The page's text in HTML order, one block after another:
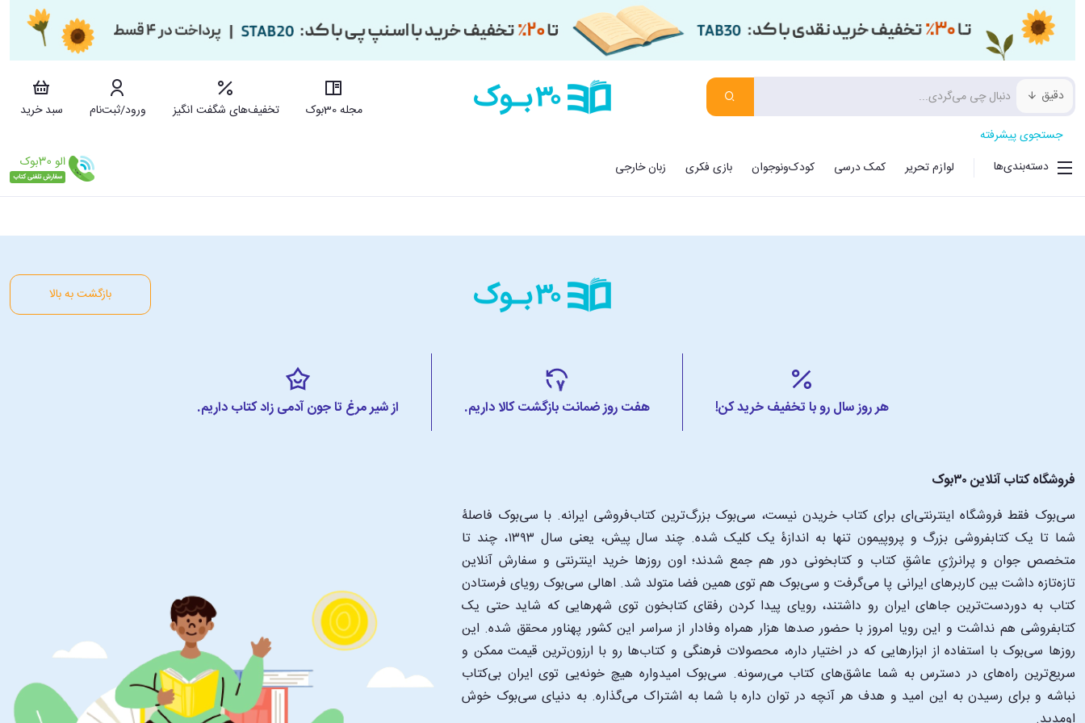
دقیق
مجله 30بوک تخفیف‌های شگفت انگیز ورود/ثبت‌نام
سبد خرید
جستجوی پیشرفته
دسته‌بندی‌ها
لوازم تحریر کمک درسی کودک‌ونوجوان بازی فکری زبان خارجی
بازگشت به بالا
هر روز سال رو با تخفیف خرید کن! هفت روز ضمانت بازگشت کالا داریم. از شیر مرغ تا جون آدمی زاد کتاب داریم.
فروشگاه کتاب آنلاین ۳۰بوک
سی‌بوک فقط فروشگاه اینترنتی‌ای برای کتاب خریدن نیست، سی‌بوک بزرگ‌ترین کتاب‌فروشی ایرانه. با سی‌بوک فاصلۀ
شما تا یک کتابفروشی بزرگ و پروپیمون تنها به اندازۀ یک کلیک شده. چند سال پیش، یعنی سال ۱۳۹۳، چند تا
متخصص جوان و پرانرژیِ عاشقِ کتاب و کتابخونی دور هم جمع شدند؛ اون‌ روزها خرید اینترنتی و سفارش آنلاین
تازه‌تازه داشت بین کاربرهای ایرانی پا می‌گرفت و سی‌بوک هم توی همین فضا متولد شد. اهالی سی‌بوک رویای فرستادن
کتاب به دوردست‌ترین جاهای ایران رو داشتند، رویای پیدا کردن رفقای کتابخون توی شهرهایی که شاید حتی یک
کتابفروشی هم نداشت و این رویا امروز با حضور صدها هزار همراه وفادار از سراسر این کشور پهناور محقق شده. این
‌روزها سی‌بوک با استفاده از ابزارهایی که در اختیار داره، محصولات فرهنگی و کتاب‌ها رو با ارزون‌ترین قیمت ممکن و
سریع‌ترین راه‌های در دسترس به شما عاشق‌های کتاب می‌رسونه. سی‌بوک امیدواره هیچ خونه‌یی توی ایران بی‌کتاب
نباشه و برای رسیدن به این امید و هدف هر آنچه در توان داره با شما به اشتراک می‌گذاره. به دنیای سی‌بوک خوش